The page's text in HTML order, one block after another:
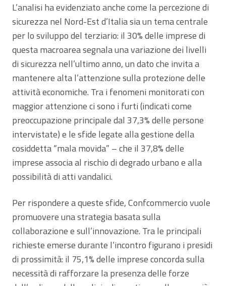
L’analisi ha evidenziato anche come la percezione di
sicurezza nel Nord-Est d’Italia sia un tema centrale
per lo sviluppo del terziario: il 30% delle imprese di
questa macroarea segnala una variazione dei livelli
di sicurezza nell’ultimo anno, un dato che invita a
mantenere alta l’attenzione sulla protezione delle
attività economiche. Tra i fenomeni monitorati con
maggior attenzione ci sono i furti (indicati come
preoccupazione principale dal 37,3% delle persone
intervistate) e le sfide legate alla gestione della
cosiddetta “mala movida” – che il 37,8% delle
imprese associa al rischio di degrado urbano e alla
possibilità di atti vandalici.
Per rispondere a queste sfide, Confcommercio vuole
promuovere una strategia basata sulla
collaborazione e sull’innovazione. Tra le principali
richieste emerse durante l’incontro figurano i presidi
di prossimità: il 75,1% delle imprese concorda sulla
necessità di rafforzare la presenza delle forze